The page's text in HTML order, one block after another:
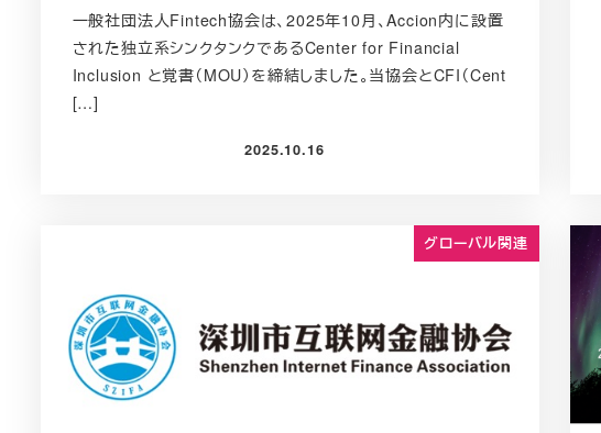
一般社団法人Fintech協会は、2025年10月、Accion内に設置
された独立系シンクタンクであるCenter for Financial
Inclusion と覚書（MOU）を締結しました。当協会とCFI（Cent
[…]
投稿日
2025.10.16
グローバル関連